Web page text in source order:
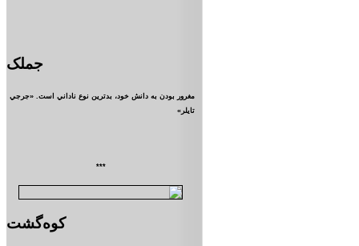
جملک
مغرور بودن به دانش خود، بدترين نوع ناداني است. «جرجي
تايلر»
***
کوه‌گشت